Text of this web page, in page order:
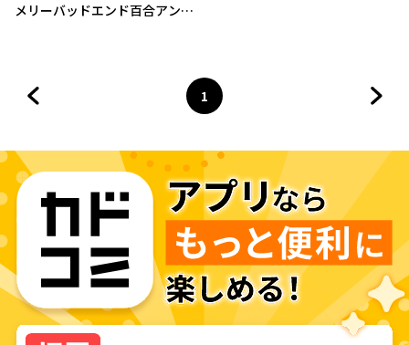
メリーバッドエンド百合アンソ
ページ
1
へ